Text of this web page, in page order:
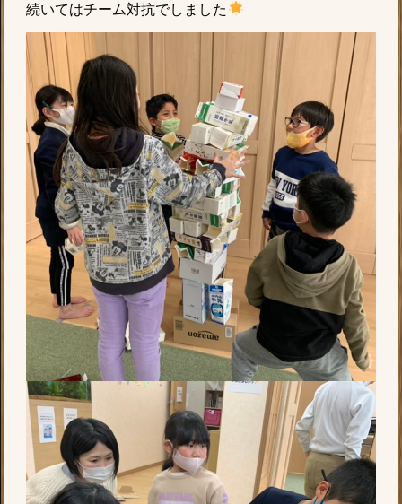
続いてはチーム対抗でしました